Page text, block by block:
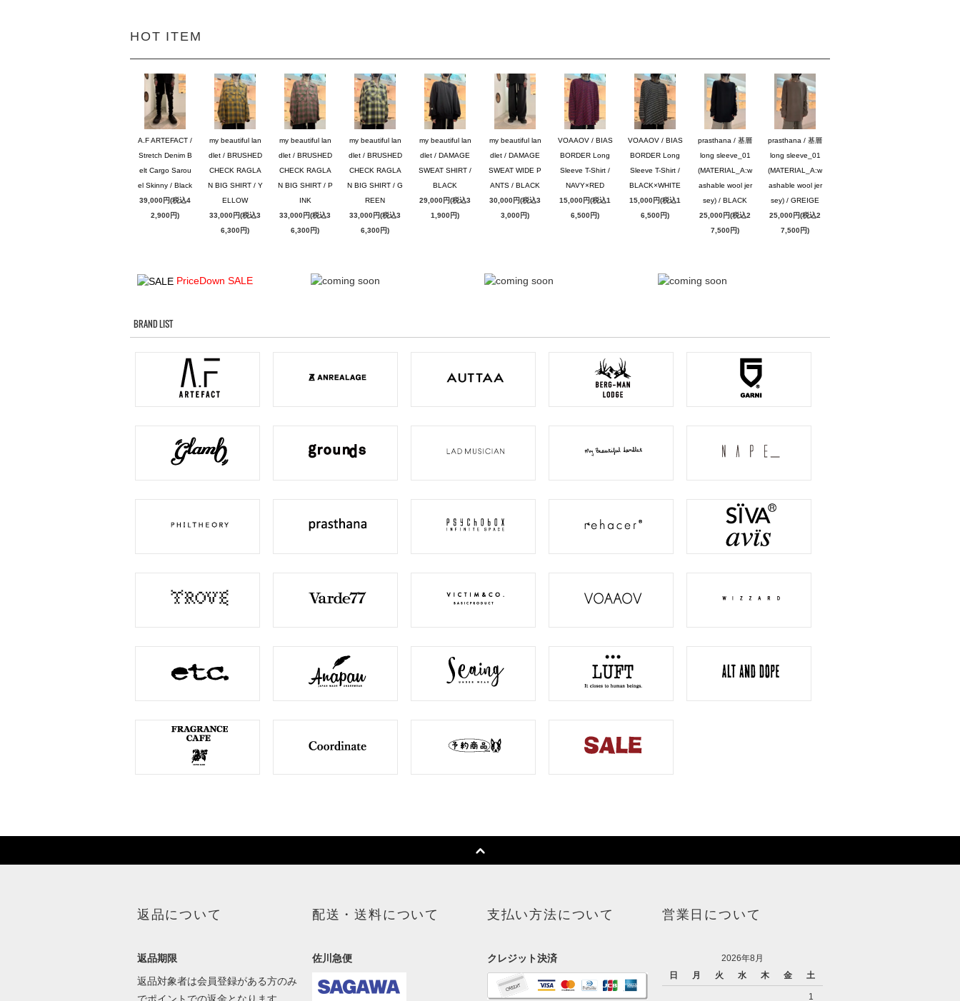
HOT ITEM
A.F ARTEFACT /
Stretch Denim B
elt Cargo Sarou
el Skinny / Black
39,000円(税込4
2,900円)
my beautiful lan
dlet / BRUSHED
CHECK RAGLA
N BIG SHIRT / Y
ELLOW
33,000円(税込3
6,300円)
my beautiful lan
dlet / BRUSHED
CHECK RAGLA
N BIG SHIRT / P
INK
33,000円(税込3
6,300円)
my beautiful lan
dlet / BRUSHED
CHECK RAGLA
N BIG SHIRT / G
REEN
33,000円(税込3
6,300円)
my beautiful lan
dlet / DAMAGE
SWEAT SHIRT /
BLACK
29,000円(税込3
1,900円)
my beautiful lan
dlet / DAMAGE
SWEAT WIDE P
ANTS / BLACK
30,000円(税込3
3,000円)
VOAAOV / BIAS
BORDER Long
Sleeve T-Shirt /
NAVY×RED
15,000円(税込1
6,500円)
VOAAOV / BIAS
BORDER Long
Sleeve T-Shirt /
BLACK×WHITE
15,000円(税込1
6,500円)
prasthana / 基層
long sleeve_01
(MATERIAL_A:w
ashable wool jer
sey) / BLACK
25,000円(税込2
7,500円)
prasthana / 基層
long sleeve_01
(MATERIAL_A:w
ashable wool jer
sey) / GREIGE
25,000円(税込2
7,500円)
PriceDown SALE
BRAND LIST
返品について
返品期限
返品対象者は会員登録がある方のみ
配送・送料について
佐川急便
支払い方法について
クレジット決済
営業日について
2026年8月
日
月 火 水 木 金 土
1